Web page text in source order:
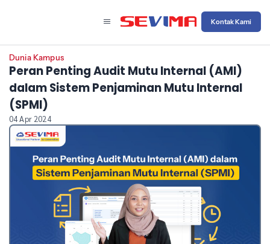
Kontak Kami
Dunia Kampus
Peran Penting Audit Mutu Internal (AMI)
dalam Sistem Penjaminan Mutu Internal
(SPMI)
04 Apr 2024